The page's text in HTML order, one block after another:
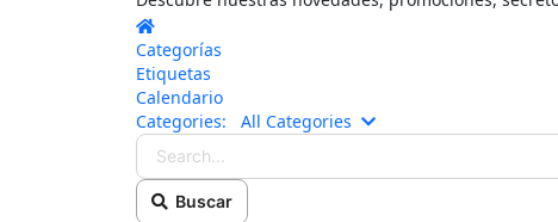
Home
Categorías
Etiquetas
Calendario
Categories:
All Categories Search...
Buscar